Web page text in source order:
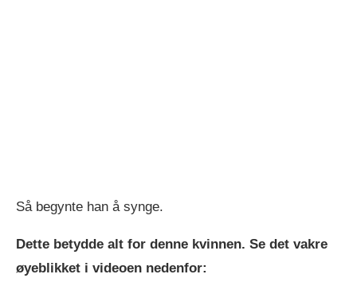
Så begynte han å synge.
Dette betydde alt for denne kvinnen. Se det vakre
øyeblikket i videoen nedenfor: